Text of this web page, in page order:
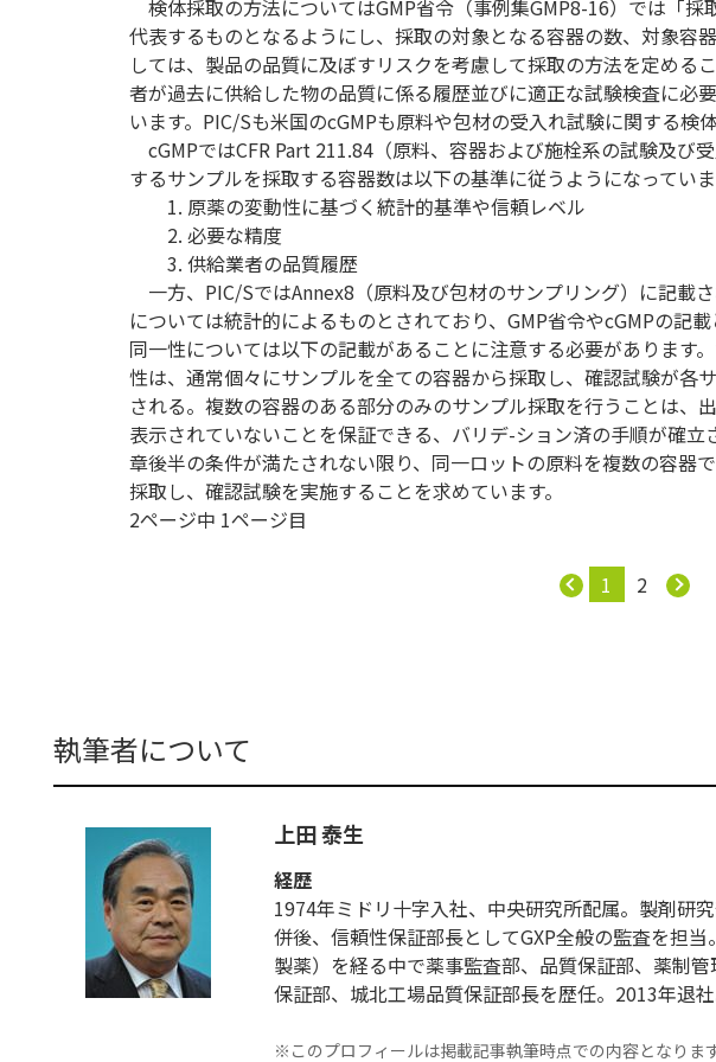
検体採取の方法についてはGMP省令（事例集GMP8-16）では「
代表するものとなるようにし、採取の対象となる容器の数、対象容
しては、製品の品質に及ぼすリスクを考慮して採取の方法を定める
者が過去に供給した物の品質に係る履歴並びに適正な試験検査に必
います。PIC/Sも米国のcGMPも原料や包材の受入れ試験に関する検
cGMPではCFR Part 211.84（原料、容器および施栓系の試験及び
するサンプルを採取する容器数は以下の基準に従うようになっていま
1. 原薬の変動性に基づく統計的基準や信頼レベル
2. 必要な精度
3. 供給業者の品質履歴
一方、PIC/SではAnnex8（原料及び包材のサンプリング）に記載
については統計的によるものとされており、GMP省令やcGMPの記
同一性については以下の記載があることに注意する必要があります
性は、通常個々にサンプルを全ての容器から採取し、確認試験が各
される。複数の容器のある部分のみのサンプル採取を行うことは、
表示されていないことを保証できる、バリデ-ション済の手順が確
章後半の条件が満たされない限り、同一ロットの原料を複数の容器
採取し、確認試験を実施することを求めています。
2ページ中 1ページ目
1 2
執筆者について
上田 泰生
経歴
1974年ミドリ十字入社、中央研究所配属。製剤研
併後、信頼性保証部長としてGXP全般の監査を担
製薬）を経る中で薬事監査部、品質保証部、薬制
保証部、城北工場品質保証部長を歴任。2013年退社
※このプロフィールは掲載記事執筆時点での内容となりま